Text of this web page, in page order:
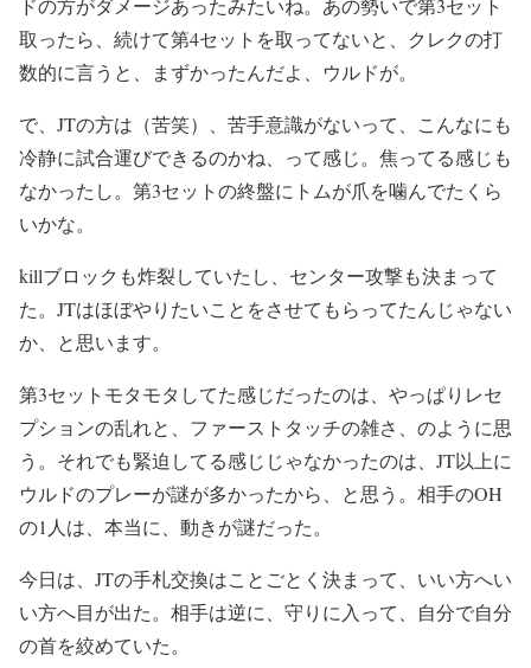
ドの方がダメージあったみたいね。あの勢いで第3セット
取ったら、続けて第4セットを取ってないと、クレクの打
数的に言うと、まずかったんだよ、ウルドが。
で、JTの方は（苦笑）、苦手意識がないって、こんなにも
冷静に試合運びできるのかね、って感じ。焦ってる感じも
なかったし。第3セットの終盤にトムが爪を噛んでたくら
いかな。
killブロックも炸裂していたし、センター攻撃も決まって
た。JTはほぼやりたいことをさせてもらってたんじゃない
か、と思います。
第3セットモタモタしてた感じだったのは、やっぱりレセ
プションの乱れと、ファーストタッチの雑さ、のように思
う。それでも緊迫してる感じじゃなかったのは、JT以上に
ウルドのプレーが謎が多かったから、と思う。相手のOH
の1人は、本当に、動きが謎だった。
今日は、JTの手札交換はことごとく決まって、いい方へい
い方へ目が出た。相手は逆に、守りに入って、自分で自分
の首を絞めていた。